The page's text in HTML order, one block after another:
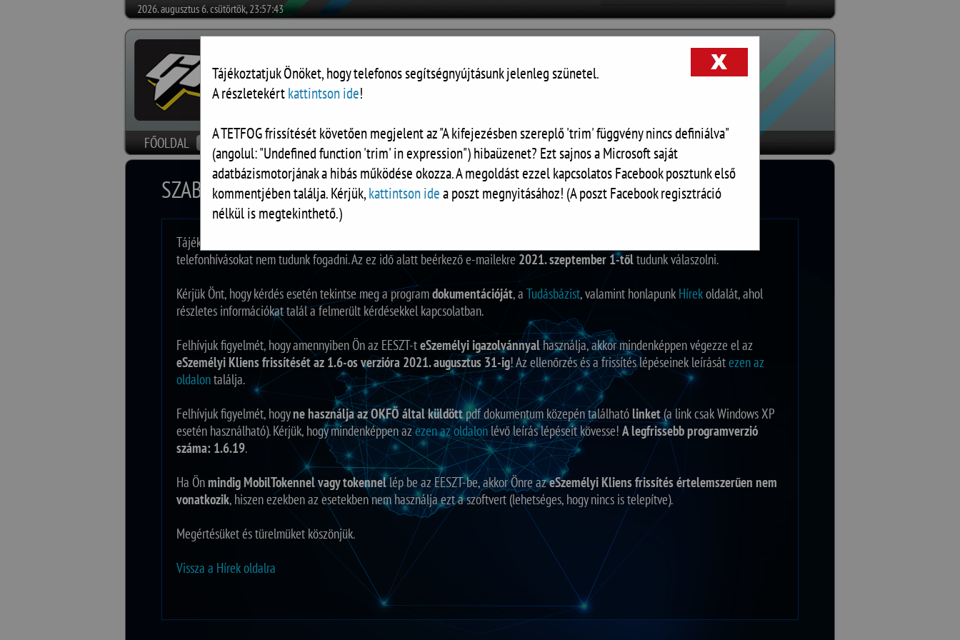
Tájékoztatjuk Önöket, hogy telefonos segítségnyújtásunk jelenleg szünetel.
A részletekértkattintson ide!
A TETFOG frissítését követően megjelent az "A kifejezésben szereplő 'trim' függvény nincs definiálva"
(angolul: "Undefined function 'trim' in expression") hibaüzenet? Ezt sajnos a Microsoft saját
adatbázismotorjának a hibás működése okozza. A megoldást ezzel kapcsolatos Facebook posztunk első
kommentjében találja. Kérjük,kattintson idea poszt megnyitásához! (A poszt Facebook regisztráció
nélkül is megtekinthető.)
2026. augusztus 6. csütörtök, 23:57:43
FŐOLDAL HÍREK SZOFTVEREK RÓLUNK DOKUMENTUMOK KALKULÁTOR KAPCSOLAT
SZABADSÁG
Tájékoztatjuk, hogy munkatársaink
telefonhívásokat nem tudunk fogadni. Az ez idő alatt beérkező e-mailekre 2021. szeptember 1-tőltudunk válaszolni.
Kérjük Önt, hogy kérdés esetén tekintse meg a programdokumentációját, a Tudásbázist, valamint honlapunk Hírekoldalát, ahol
részletes információkat talál a felmerült kérdésekkel kapcsolatban.
Felhívjuk figyelmét, hogy amennyiben Ön az EESZT-teSzemélyi igazolvánnyalhasználja, akkor mindenképpen végezze el az
eSzemélyi Kliens frissítését az 1.6-os verzióra 2021. augusztus 31-ig! Az ellenőrzés és a frissítés lépéseinek leírásátezen az
oldalontalálja.
Felhívjuk figyelmét, hogyne használja az OKFŐ által küldöttpdf dokumentum közepén található linket(a link csak Windows XP
esetén használható). Kérjük, hogy mindenképpen azezen az oldalonlévő leírás lépéseit kövesse!A legfrissebb programverzió
száma: 1.6.19.
Ha Önmindig MobilTokennel vagy tokennellép be az EESZT-be, akkor Önre azeSzemélyi Kliens frissítés értelemszerűen nem
vonatkozik, hiszen ezekben az esetekben nem használja ezt a szoftvert (lehetséges, hogy nincs is telepítve).
Megértésüket és türelmüket köszönjük.
Vissza a Hírek oldalra